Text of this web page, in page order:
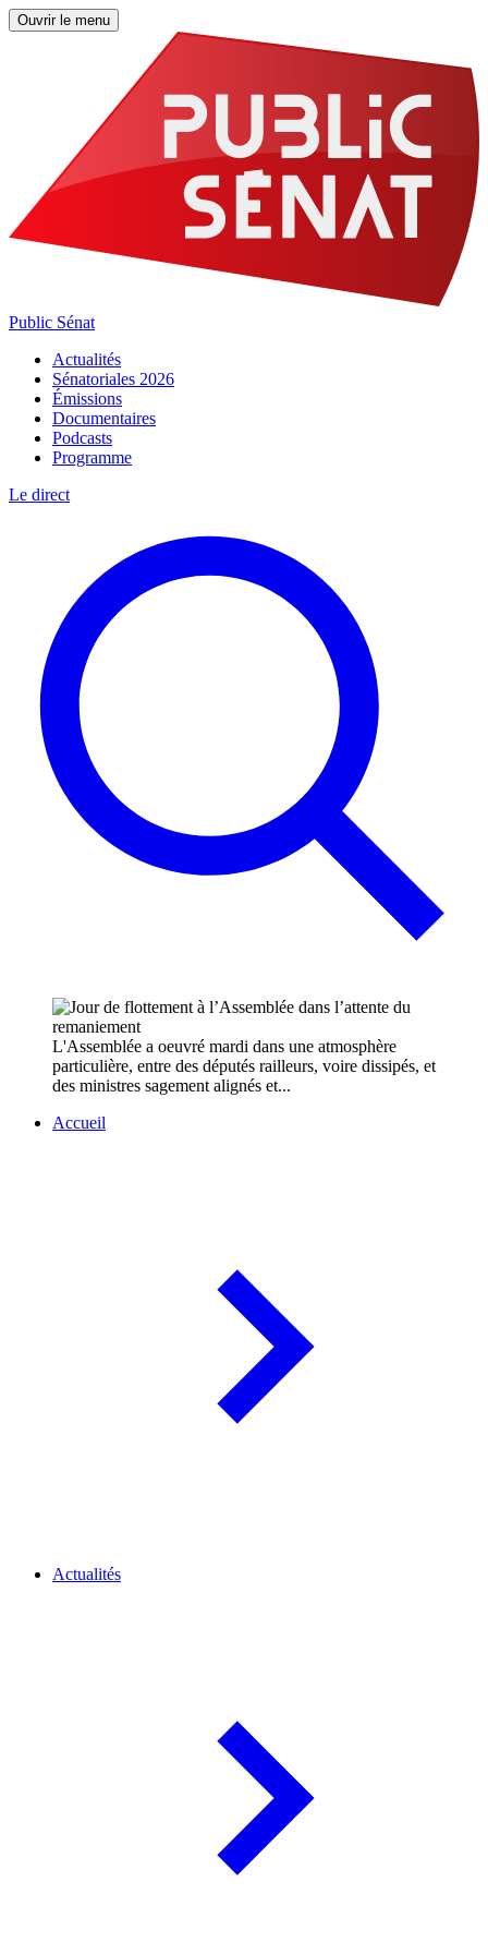
Ouvrir le menu
Public Sénat
Actualités
Sénatoriales 2026
Émissions
Documentaires
Podcasts
Programme
Le direct
L'Assemblée a oeuvré mardi dans une atmosphère
particulière, entre des députés railleurs, voire dissipés, et
des ministres sagement alignés et...
Accueil
Actualités